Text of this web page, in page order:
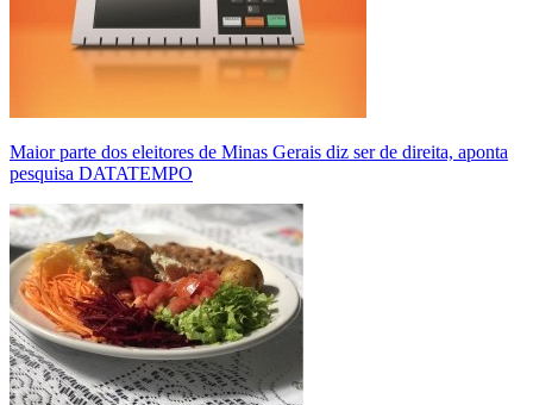
Maior parte dos eleitores de Minas Gerais diz ser de direita, aponta
pesquisa DATATEMPO